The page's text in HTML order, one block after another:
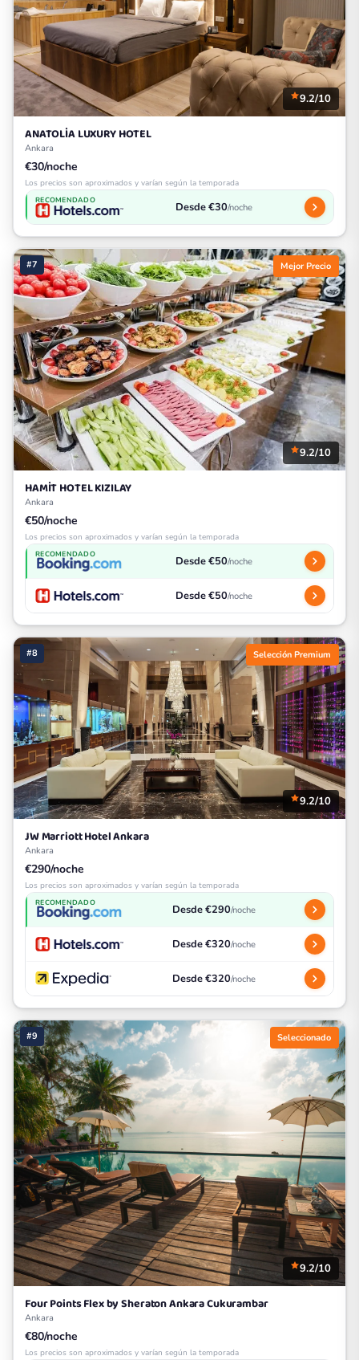
9.2/10
ANATOLİA LUXURY HOTEL
Ankara
€30/noche
Los precios son aproximados y varían según la temporada
RECOMENDADO Desde €30/noche
#7 Mejor Precio
9.2/10
HAMİT HOTEL KIZILAY
Ankara
€50/noche
Los precios son aproximados y varían según la temporada
RECOMENDADO Desde €50/noche
Desde €50/noche
#8 Selección Premium
9.2/10
JW Marriott Hotel Ankara
Ankara
€290/noche
Los precios son aproximados y varían según la temporada
RECOMENDADO Desde €290/noche
Desde €320/noche
Desde €320/noche
#9 Seleccionado
9.2/10
Four Points Flex by Sheraton Ankara Cukurambar
Ankara
€80/noche
Los precios son aproximados y varían según la temporada